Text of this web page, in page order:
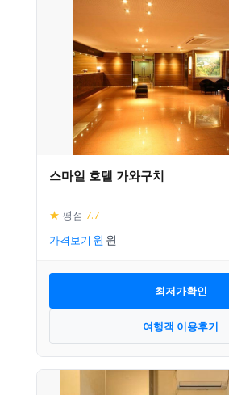
스마일 호텔 가와구치
★ 평점 7.7
가격보기
최저가확인
여행객 이용후기